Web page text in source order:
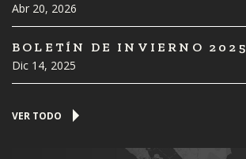
Abr 20, 2026
BOLETÍN DE INVIERNO 2025
Dic 14, 2025
VER TODO